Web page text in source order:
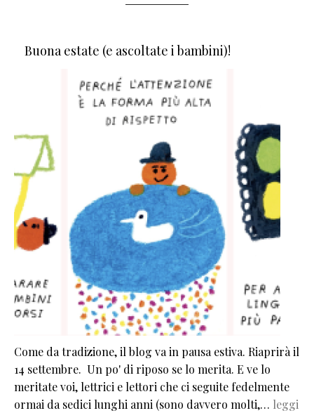
Buona estate (e ascoltate i bambini)!
Come da tradizione, il blog va in pausa estiva. Riaprirà il
14 settembre. Un po' di riposo se lo merita. E ve lo
meritate voi, lettrici e lettori che ci seguite fedelmente
ormai da sedici lunghi anni (sono davvero molti,… leggi